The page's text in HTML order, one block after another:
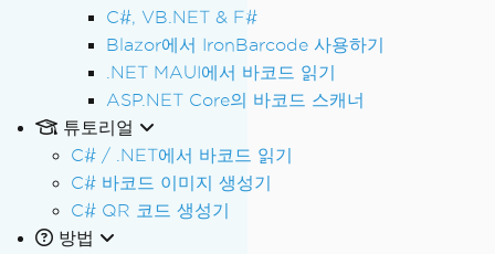
C#, VB.NET & F#
Blazor에서 IronBarcode 사용하기
.NET MAUI에서 바코드 읽기
ASP.NET Core의 바코드 스캐너
튜토리얼
C# / .NET에서 바코드 읽기
C# 바코드 이미지 생성기
C# QR 코드 생성기
방법